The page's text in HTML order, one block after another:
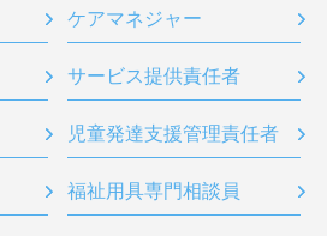
ケアマネジャー
サービス提供責任者
児童発達支援管理責任者
福祉用具専門相談員